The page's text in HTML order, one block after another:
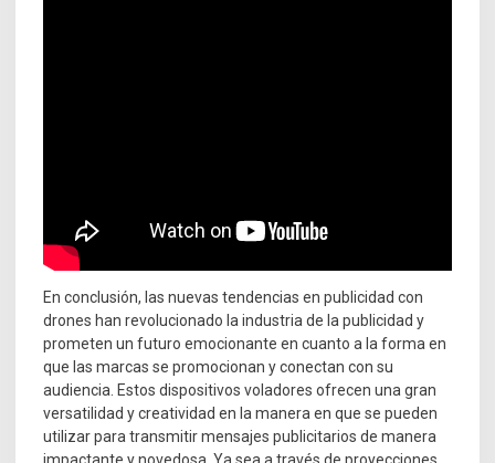
En conclusión, las nuevas tendencias en publicidad con
drones han revolucionado la industria de la publicidad y
prometen un futuro emocionante en cuanto a la forma en
que las marcas se promocionan y conectan con su
audiencia. Estos dispositivos voladores ofrecen una gran
versatilidad y creatividad en la manera en que se pueden
utilizar para transmitir mensajes publicitarios de manera